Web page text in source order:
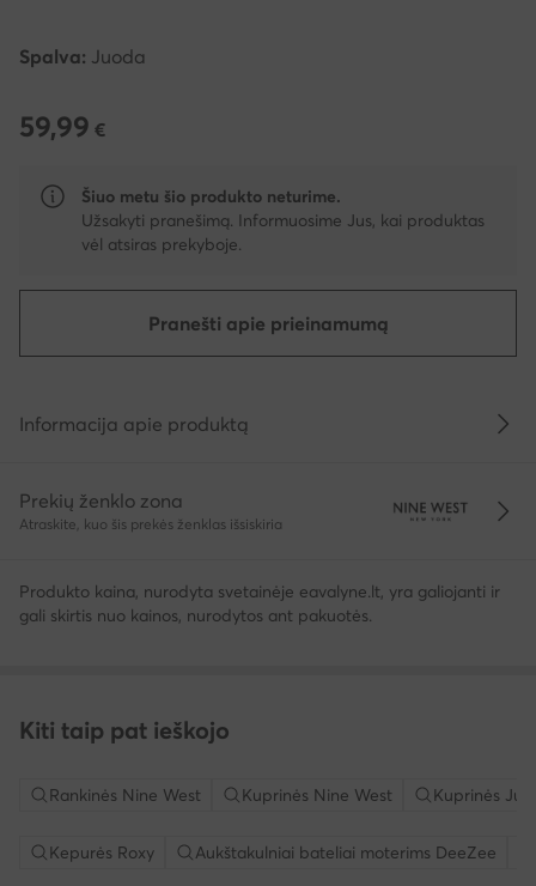
Spalva: Juoda
59,99 €
59,99 €
Šiuo metu šio produkto neturime.
Užsakyti pranešimą. Informuosime Jus, kai produktas
vėl atsiras prekyboje.
Pranešti apie prieinamumą
Informacija apie produktą
Prekių ženklo zona
Atraskite, kuo šis prekės ženklas išsiskiria
Produkto kaina, nurodyta svetainėje eavalyne.lt, yra galiojanti ir
gali skirtis nuo kainos, nurodytos ant pakuotės.
Kiti taip pat ieškojo
Rankinės Nine West Kuprinės Nine West Kuprinės
Kepurės Roxy Aukštakulniai bateliai moterims DeeZee